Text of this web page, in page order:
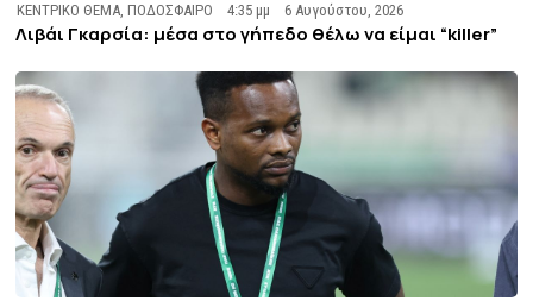
ΚΕΝΤΡΙΚΟ ΘΕΜΑ,ΠΟΔΟΣΦΑΙΡΟ 4:35 μμ 6 Αυγούστου, 2026
Λιβάι Γκαρσία: μέσα στο γήπεδο θέλω να είμαι “killer”